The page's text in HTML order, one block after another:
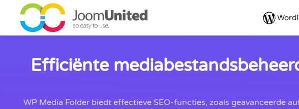
Ga naar de hoofdinhoud
Efficiënte
WP Media Folder biedt effectieve SEO-functies, zoals geavanceerde